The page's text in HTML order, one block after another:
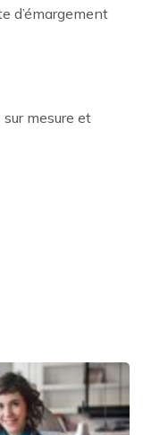
d’émargement
mesure et